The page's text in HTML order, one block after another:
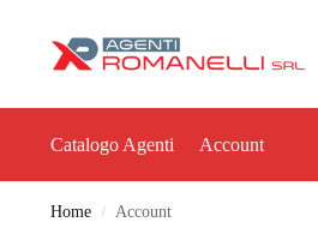
Catalogo Agenti Account
Home / Account